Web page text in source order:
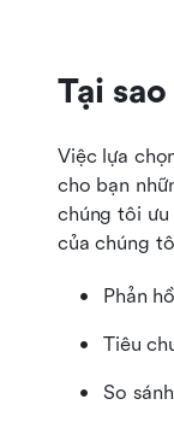
Tại
Việc lựa
cho bạn
chúng tôi
của chúng
Phản
Tiêu
So